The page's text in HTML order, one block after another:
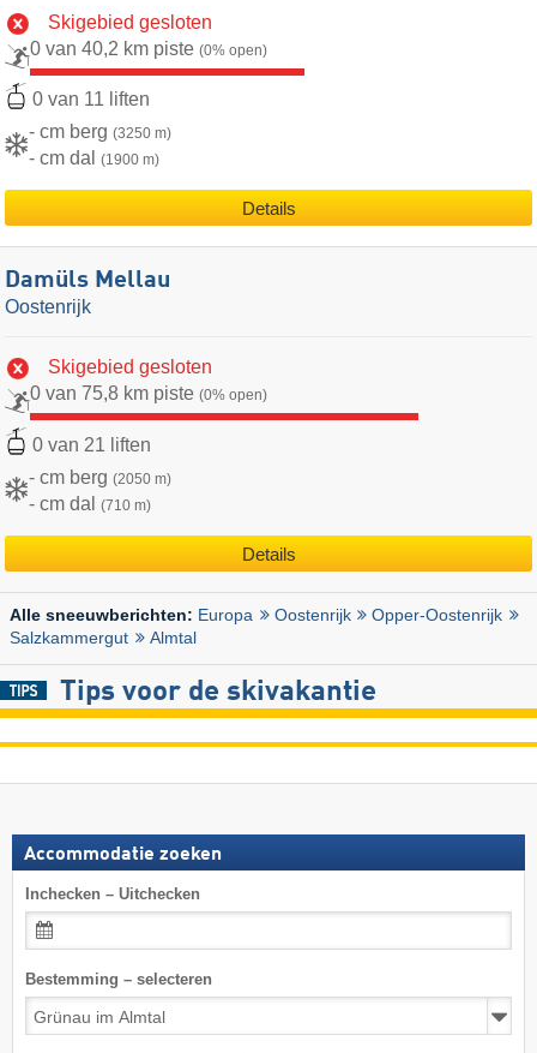
Skigebied gesloten
0 van 40,2 km piste (0% open)
0 van 11 liften
- cm berg (3250 m)
- cm dal (1900 m)
Details
Damüls Mellau
Oostenrijk
Skigebied gesloten
0 van 75,8 km piste (0% open)
0 van 21 liften
- cm berg (2050 m)
- cm dal (710 m)
Details
Alle sneeuwberichten: Europa Oostenrijk
Opper-Oostenrijk
Salzkammergut
Almtal
Tips voor de skivakantie
Accommodatie zoeken
Inchecken – Uitchecken
Bestemming – selecteren